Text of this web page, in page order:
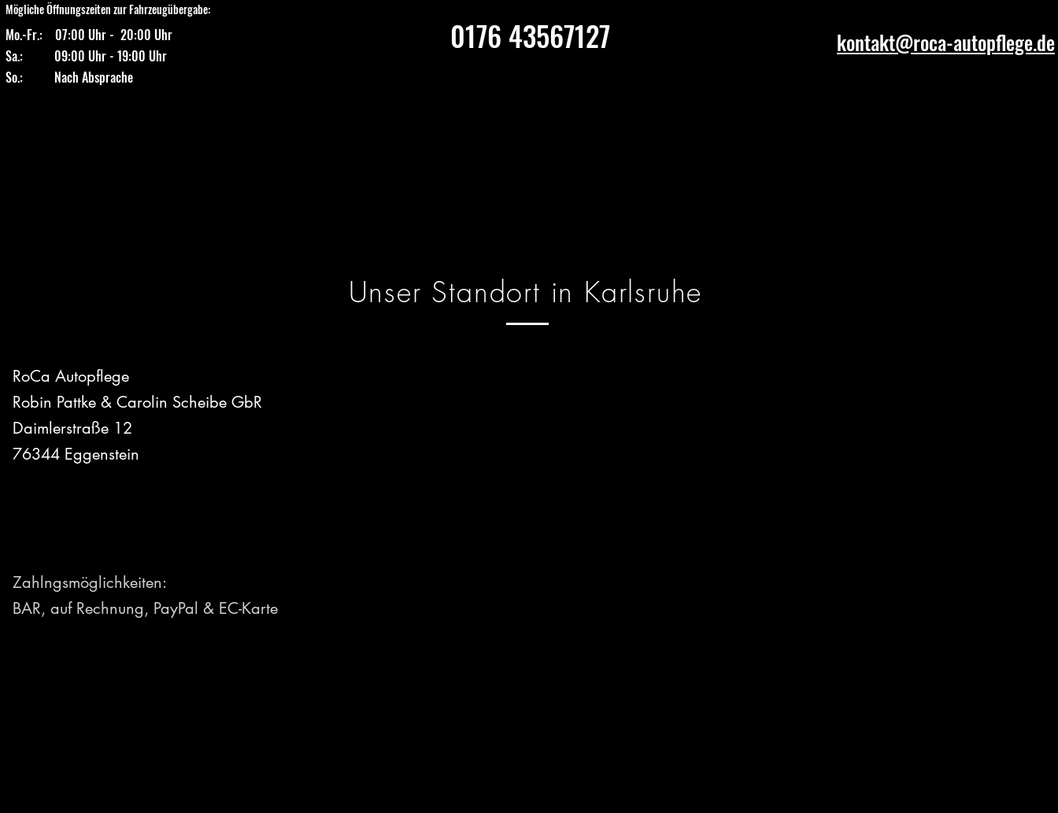
Mögliche Öffnungszeiten zur Fahrzeugübergabe:
Mo.-Fr.: 07:00 Uhr - 20:00 Uhr
Sa.: 09:00 Uhr - 19:00 Uhr
So.: Nach Absprache
0176 43567127 kontakt@roca-autopflege.de
Unser Standort in Karlsruhe
RoCa Autopflege
Robin Pattke & Carolin Scheibe GbR
Daimlerstraße 12
76344 Eggenstein
Zahlngsmöglichkeiten:
BAR, auf Rechnung, PayPal & EC-Karte